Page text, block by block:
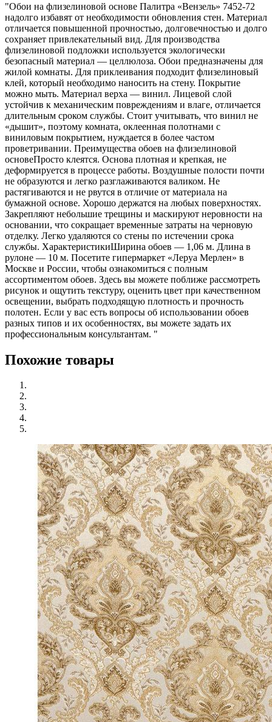
"Обои на флизелиновой основе Палитра «Вензель» 7452-72
надолго избавят от необходимости обновления стен. Материал
отличается повышенной прочностью, долговечностью и долго
сохраняет привлекательный вид. Для производства
флизелиновой подложки используется экологически
безопасный материал — целлюлоза. Обои предназначены для
жилой комнаты. Для приклеивания подходит флизелиновый
клей, который необходимо наносить на стену. Покрытие
можно мыть. Материал верха — винил. Лицевой слой
устойчив к механическим повреждениям и влаге, отличается
длительным сроком службы. Стоит учитывать, что винил не
«дышит», поэтому комната, оклеенная полотнами с
виниловым покрытием, нуждается в более частом
проветривании. Преимущества обоев на флизелиновой
основеПросто клеятся. Основа плотная и крепкая, не
деформируется в процессе работы. Воздушные полости почти
не образуются и легко разглаживаются валиком. Не
растягиваются и не рвутся в отличие от материала на
бумажной основе. Хорошо держатся на любых поверхностях.
Закрепляют небольшие трещины и маскируют неровности на
основании, что сокращает временные затраты на черновую
отделку. Легко удаляются со стены по истечении срока
службы. ХарактеристикиШирина обоев — 1,06 м. Длина в
рулоне — 10 м. Посетите гипермаркет «Леруа Мерлен» в
Москве и России, чтобы ознакомиться с полным
ассортиментом обоев. Здесь вы можете поближе рассмотреть
рисунок и ощутить текстуру, оценить цвет при качественном
освещении, выбрать подходящую плотность и прочность
полотен. Если у вас есть вопросы об использовании обоев
разных типов и их особенностях, вы можете задать их
профессиональным консультантам. "
Похожие товары